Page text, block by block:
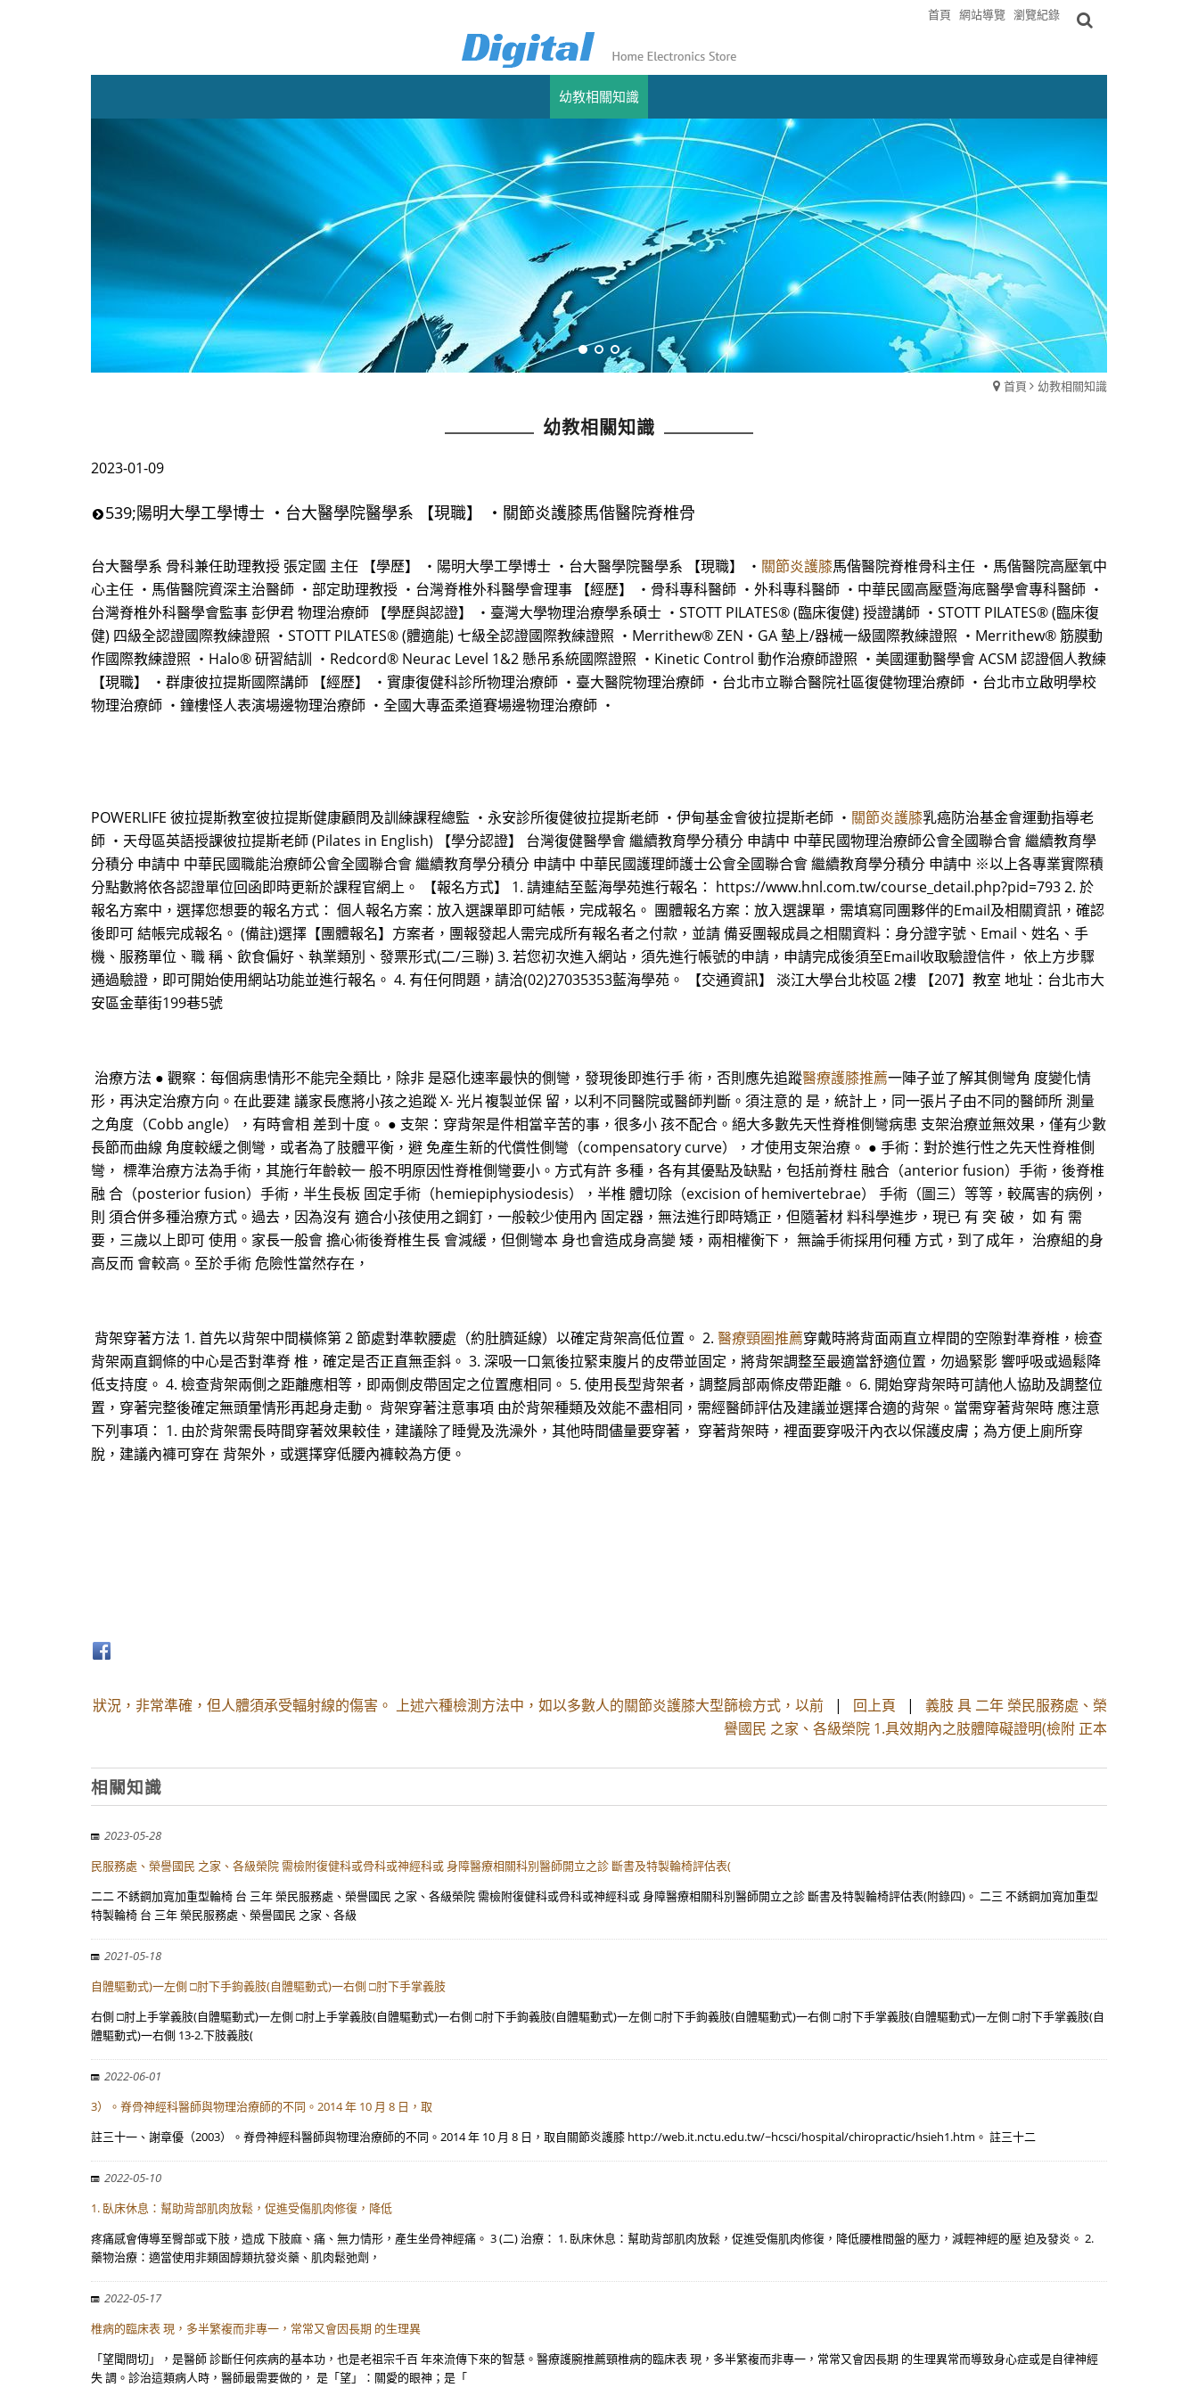
首頁 網站導覽 瀏覽紀錄
幼教相關知識
首頁 幼教相關知識
幼教相關知識
2023-01-09
539;陽明大學工學博士 ・台大醫學院醫學系 【現職】 ・關節炎護膝馬偕醫院脊椎骨
台大醫學系 骨科兼任助理教授 張定國 主任 【學歷】 ・陽明大學工學博士 ・台大醫學院醫學系 【現職】 ・ 關節炎護膝馬偕醫院脊椎骨科主任 ・馬偕醫院高壓氧中
心主任 ・馬偕醫院資深主治醫師 ・部定助理教授 ・台灣脊椎外科醫學會理事 【經歷】 ・骨科專科醫師 ・外科專科醫師 ・中華民國高壓暨海底醫學會專科醫師 ・
台灣脊椎外科醫學會監事 彭伊君 物理治療師 【學歷與認證】 ・臺灣大學物理治療學系碩士 ・STOTT PILATES® (臨床復健) 授證講師 ・STOTT PILATES® (臨床復
健) 四級全認證國際教練證照 ・STOTT PILATES® (體適能) 七級全認證國際教練證照 ・Merrithew® ZEN‧GA 墊上/器械一級國際教練證照 ・Merrithew® 筋膜動
作國際教練證照 ・Halo® 研習結訓 ・Redcord® Neurac Level 1&2 懸吊系統國際證照 ・Kinetic Control 動作治療師證照 ・美國運動醫學會 ACSM 認證個人教練
【現職】 ・群康彼拉提斯國際講師 【經歷】 ・實康復健科診所物理治療師 ・臺大醫院物理治療師 ・台北市立聯合醫院社區復健物理治療師 ・台北市立啟明學校
物理治療師 ・鐘樓怪人表演場邊物理治療師 ・全國大專盃柔道賽場邊物理治療師 ・
POWERLIFE 彼拉提斯教室彼拉提斯健康顧問及訓練課程總監 ・永安診所復健彼拉提斯老師 ・伊甸基金會彼拉提斯老師 ・ 關節炎護膝乳癌防治基金會運動指導老
師 ・天母區英語授課彼拉提斯老師 (Pilates in English) 【學分認證】 台灣復健醫學會 繼續教育學分積分 申請中 中華民國物理治療師公會全國聯合會 繼續教育學
分積分 申請中 中華民國職能治療師公會全國聯合會 繼續教育學分積分 申請中 中華民國護理師護士公會全國聯合會 繼續教育學分積分 申請中 ※以上各專業實際積
分點數將依各認證單位回函即時更新於課程官網上。 【報名方式】 1. 請連結至藍海學苑進行報名： https://www.hnl.com.tw/course_detail.php?pid=793 2. 於
報名方案中，選擇您想要的報名方式： 個人報名方案：放入選課單即可結帳，完成報名。 團體報名方案：放入選課單，需填寫同團夥伴的Email及相關資訊，確認
後即可 結帳完成報名。 (備註)選擇【團體報名】方案者，團報發起人需完成所有報名者之付款，並請 備妥團報成員之相關資料：身分證字號、Email、姓名、手
機、服務單位、職 稱、飲食偏好、執業類別、發票形式(二/三聯) 3. 若您初次進入網站，須先進行帳號的申請，申請完成後須至Email收取驗證信件， 依上方步驟
通過驗證，即可開始使用網站功能並進行報名。 4. 有任何問題，請洽(02)27035353藍海學苑。 【交通資訊】 淡江大學台北校區 2樓 【207】教室 地址：台北市大
安區金華街199巷5號
治療方法 ● 觀察：每個病患情形不能完全類比，除非 是惡化速率最快的側彎，發現後即進行手 術，否則應先追蹤醫療護膝推薦一陣子並了解其側彎角 度變化情
形，再決定治療方向。在此要建 議家長應將小孩之追蹤 X- 光片複製並保 留，以利不同醫院或醫師判斷。須注意的 是，統計上，同一張片子由不同的醫師所 測量
之角度（Cobb angle），有時會相 差到十度。 ● 支架：穿背架是件相當辛苦的事，很多小 孩不配合。絕大多數先天性脊椎側彎病患 支架治療並無效果，僅有少數
長節而曲線 角度較緩之側彎，或者為了肢體平衡，避 免產生新的代償性側彎（compensatory curve），才使用支架治療。 ● 手術：對於進行性之先天性脊椎側
彎， 標準治療方法為手術，其施行年齡較一 般不明原因性脊椎側彎要小。方式有許 多種，各有其優點及缺點，包括前脊柱 融合（anterior fusion）手術，後脊椎
融 合（posterior fusion）手術，半生長板 固定手術（hemiepiphysiodesis），半椎 體切除（excision of hemivertebrae） 手術（圖三）等等，較厲害的病例，
則 須合併多種治療方式。過去，因為沒有 適合小孩使用之鋼釘，一般較少使用內 固定器，無法進行即時矯正，但隨著材 料科學進步，現已 有 突 破， 如 有 需
要，三歲以上即可 使用。家長一般會 擔心術後脊椎生長 會減緩，但側彎本 身也會造成身高變 矮，兩相權衡下， 無論手術採用何種 方式，到了成年， 治療組的身
高反而 會較高。至於手術 危險性當然存在，
背架穿著方法 1. 首先以背架中間橫條第 2 節處對準軟腰處（約肚臍延線）以確定背架高低位置。 2. 醫療頸圈推薦穿戴時將背面兩直立桿間的空隙對準脊椎，檢查
背架兩直鋼條的中心是否對準脊 椎，確定是否正直無歪斜。 3. 深吸一口氣後拉緊束腹片的皮帶並固定，將背架調整至最適當舒適位置，勿過緊影 響呼吸或過鬆降
低支持度。 4. 檢查背架兩側之距離應相等，即兩側皮帶固定之位置應相同。 5. 使用長型背架者，調整肩部兩條皮帶距離。 6. 開始穿背架時可請他人協助及調整位
置，穿著完整後確定無頭暈情形再起身走動。 背架穿著注意事項 由於背架種類及效能不盡相同，需經醫師評估及建議並選擇合適的背架。當需穿著背架時 應注意
下列事項： 1. 由於背架需長時間穿著效果較佳，建議除了睡覺及洗澡外，其他時間儘量要穿著， 穿著背架時，裡面要穿吸汗內衣以保護皮膚；為方便上廁所穿
脫，建議內褲可穿在 背架外，或選擇穿低腰內褲較為方便。
狀況，非常準確，但人體須承受輻射線的傷害。 上述六種檢測方法中，如以多數人的關節炎護膝大型篩檢方式，以前 | 回上頁 | 義肢 具 二年 榮民服務處、榮
譽國民 之家、各級榮院 1.具效期內之肢體障礙證明(檢附 正本
相關知識
2023-05-28
民服務處、榮譽國民 之家、各級榮院 需檢附復健科或骨科或神經科或 身障醫療相關科別醫師開立之診 斷書及特製輪椅評估表(
二二 不銹鋼加寬加重型輪椅 台 三年 榮民服務處、榮譽國民 之家、各級榮院 需檢附復健科或骨科或神經科或 身障醫療相關科別醫師開立之診 斷書及特製輪椅評估表(附錄四)。 二三 不銹鋼加寬加重型
特製輪椅 台 三年 榮民服務處、榮譽國民 之家、各級
2021-05-18
自體驅動式)一左側 □肘下手鉤義肢(自體驅動式)一右側 □肘下手掌義肢
右側 □肘上手掌義肢(自體驅動式)一左側 □肘上手掌義肢(自體驅動式)一右側 □肘下手鉤義肢(自體驅動式)一左側 □肘下手鉤義肢(自體驅動式)一右側 □肘下手掌義肢(自體驅動式)一左側 □肘下手掌義肢(自
體驅動式)一右側 13-2.下肢義肢(
2022-06-01
3）。脊骨神經科醫師與物理治療師的不同。2014 年 10 月 8 日，取
註三十一、謝章優（2003）。脊骨神經科醫師與物理治療師的不同。2014 年 10 月 8 日，取自關節炎護膝 http://web.it.nctu.edu.tw/~hcsci/hospital/chiropractic/hsieh1.htm。 註三十二
2022-05-10
1. 臥床休息：幫助背部肌肉放鬆，促進受傷肌肉修復，降低
疼痛感會傳導至臀部或下肢，造成 下肢麻、痛、無力情形，產生坐骨神經痛。 3 (二) 治療： 1. 臥床休息：幫助背部肌肉放鬆，促進受傷肌肉修復，降低腰椎間盤的壓力，減輕神經的壓 迫及發炎。 2.
藥物治療：適當使用非類固醇類抗發炎藥、肌肉鬆弛劑，
2022-05-17
椎病的臨床表 現，多半繁複而非專一，常常又會因長期 的生理異
「望聞問切」，是醫師 診斷任何疾病的基本功，也是老祖宗千百 年來流傳下來的智慧。醫療護腕推薦頸椎病的臨床表 現，多半繁複而非專一，常常又會因長期 的生理異常而導致身心症或是自律神經
失 調。診治這類病人時，醫師最需要做的， 是「望」：關愛的眼神；是「